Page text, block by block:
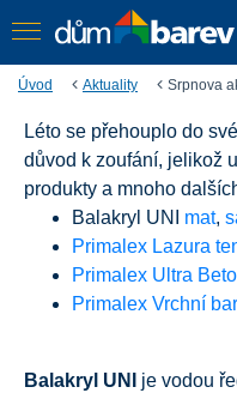
Úvod Aktuality Srpnova
Srpnová
Nakupujte online nebo v
Léto se přehouplo do
důvod k zoufání, jelikož
produkty a mnoho
Balakryl UNI mat,
Primalex Lazura
Primalex Ultra
Primalex Vrchní
Balakryl UNI
je vodou